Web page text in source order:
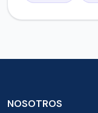
NOSOTROS